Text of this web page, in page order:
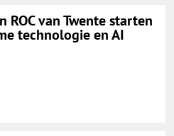
ROC van Twente starten
technologie en AI